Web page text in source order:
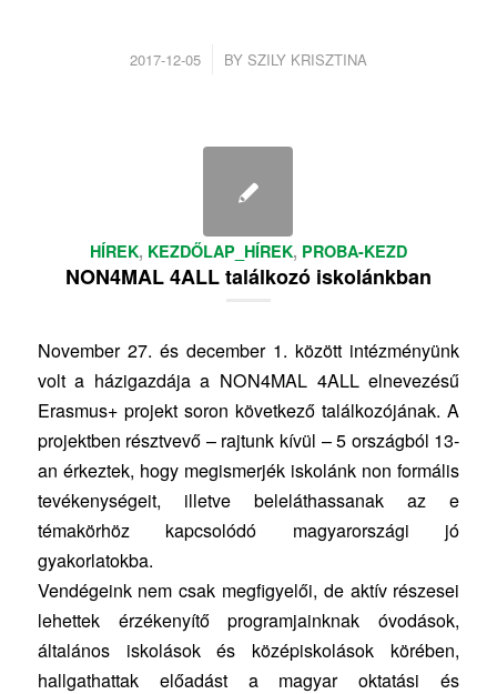
2017-12-05
/ BY SZILY KRISZTINA
HÍREK, KEZDŐLAP_HÍREK, PROBA-KEZD
NON4MAL 4ALL találkozó iskolánkban
November 27. és december 1. között intézményünk
volt a házigazdája a NON4MAL 4ALL elnevezésű
Erasmus+ projekt soron következő találkozójának. A
projektben résztvevő – rajtunk kívül – 5 országból 13-
an érkeztek, hogy megismerjék iskolánk non formális
tevékenységeit, illetve beleláthassanak az e
témakörhöz kapcsolódó magyarországi jó
gyakorlatokba.
Vendégeink nem csak megfigyelői, de aktív részesei
lehettek érzékenyítő programjainknak óvodások,
általános iskolások és középiskolások körében,
hallgathattak előadást a magyar oktatási és